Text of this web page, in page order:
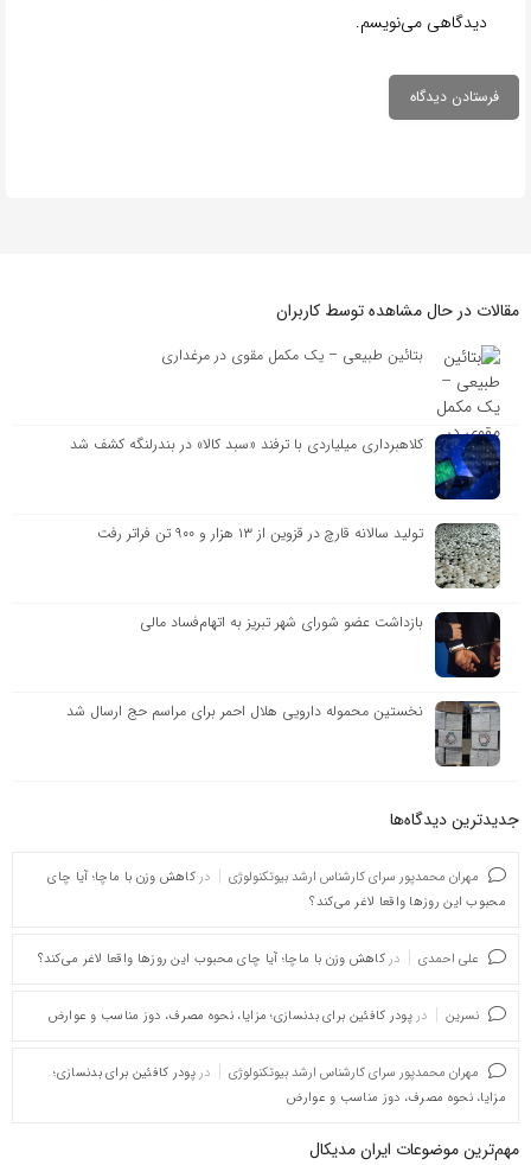
دیدگاهی می‌نویسم.
مقالات در حال مشاهده توسط کاربران
بتائین طبیعی – یک مکمل مقوی در مرغداری
کلاهبرداری میلیاردی با ترفند «سبد کالا» در بندرلنگه کشف شد
تولید سالانه قارچ در قزوین از ۱۳ هزار و ۹۰۰ تن فراتر رفت
بازداشت عضو شورای شهر تبریز به اتهام‌فساد مالی
نخستین محموله دارویی هلال احمر برای مراسم حج ارسال شد
جدیدترین دیدگاه‌‌ها
مهران محمدپور سرای کارشناس ارشد بیوتکنولوژی در کاهش وزن با ماچا؛ آیا چای
محبوب این روزها واقعا لاغر می‌کند؟
علی احمدی در کاهش وزن با ماچا؛ آیا چای محبوب این روزها واقعا لاغر می‌کند؟
نسرین در پودر کافئین برای بدنسازی؛ مزایا، نحوه مصرف، دوز مناسب و عوارض
مهران محمدپور سرای کارشناس ارشد بیوتکنولوژی در پودر کافئین برای بدنسازی؛
مزایا، نحوه مصرف، دوز مناسب و عوارض
مهم‌ترین موضوعات ایران مدیکال